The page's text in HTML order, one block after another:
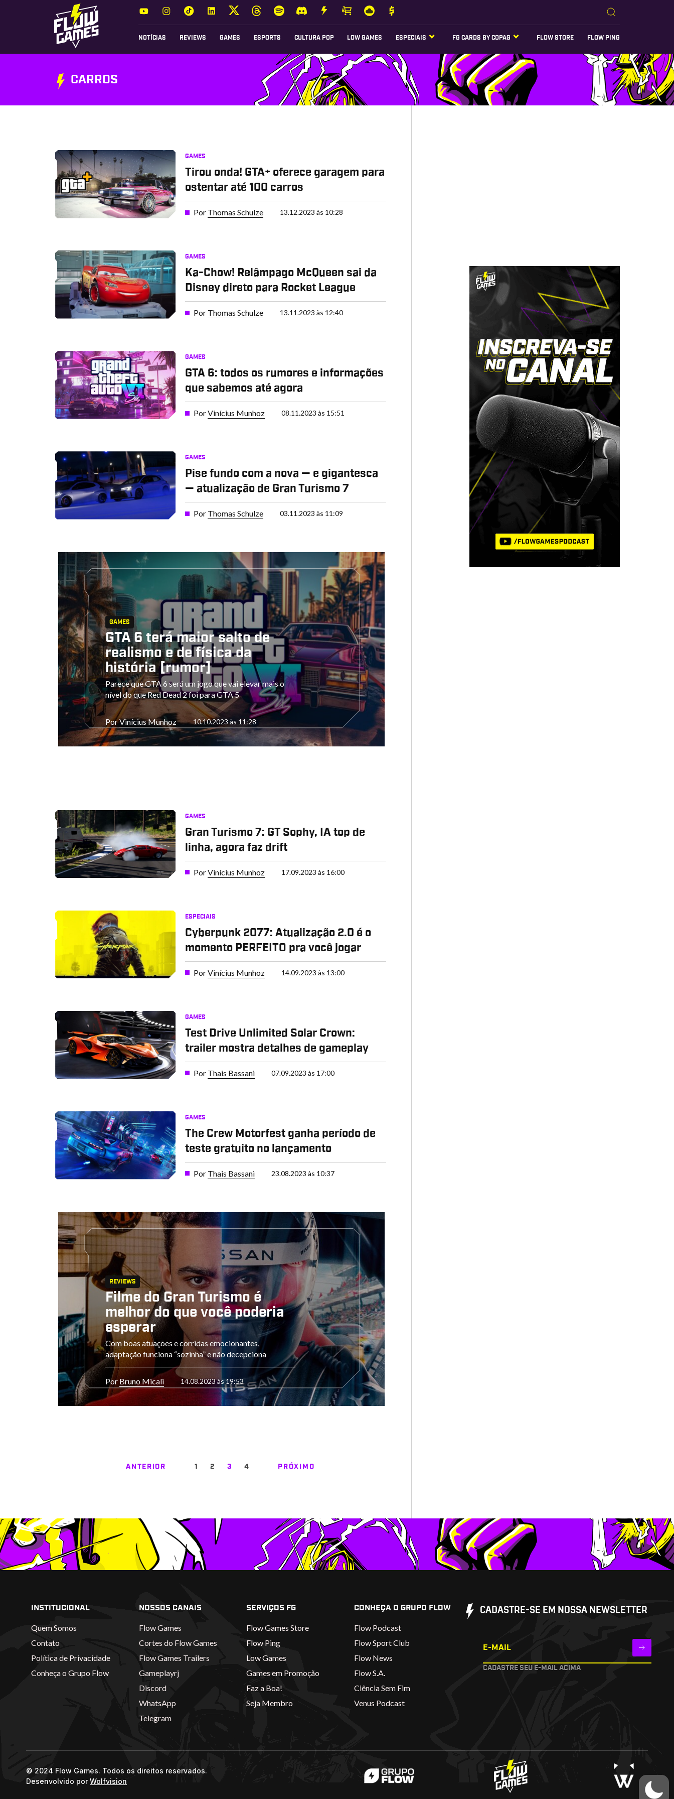
NOTÍCIAS REVIEWS GAMES ESPORTS CULTURA POP LOW GAMES ESPECIAIS FG CARDS BY COPAG FLOW STORE FLOW PING
CARROS
GAMES
Tirou onda! GTA+ oferece garagem para
ostentar até 100 carros
Por Thomas Schulze 13.12.2023 às 10:28
GAMES
Ka-Chow! Relâmpago McQueen sai da
Disney direto para Rocket League
Por Thomas Schulze 13.11.2023 às 12:40
GAMES
GTA 6: todos os rumores e informações
que sabemos até agora
PorVinícius Munhoz 08.11.2023 às 15:51
GAMES
Pise fundo com a nova — e gigantesca
— atualização de Gran Turismo 7
Por Thomas Schulze 03.11.2023 às 11:09
GAMES
GTA 6 terá maior salto de
realismo e de física da
história [rumor]
Parece que GTA 6 será um jogo que vai elevar mais o
nível do que Red Dead 2 foi para GTA 5
PorVinícius Munhoz 10.10.2023 às 11:28
GAMES
Gran Turismo 7: GT Sophy, IA top de
linha, agora faz drift
PorVinícius Munhoz 17.09.2023 às 16:00
ESPECIAIS
Cyberpunk 2077: Atualização 2.0 é o
momento PERFEITO pra você jogar
PorVinícius Munhoz 14.09.2023 às 13:00
GAMES
Test Drive Unlimited Solar Crown:
trailer mostra detalhes de gameplay
Por Thais Bassani 07.09.2023 às 17:00
GAMES
The Crew Motorfest ganha período de
teste gratuito no lançamento
Por Thais Bassani 23.08.2023 às 10:37
REVIEWS
Filme do Gran Turismo é
melhor do que você poderia
esperar
Com boas atuações e corridas emocionantes,
adaptação funciona “sozinha” e não decepciona
Por Bruno Micali 14.08.2023 às 19:53
ANTERIOR 1 2 3 4 PRÓXIMO
INSTITUCIONAL
Quem Somos
Contato
Política de Privacidade
Conheça o Grupo Flow
NOSSOS CANAIS
Flow Games
Cortes do Flow Games
Flow Games Trailers
Gameplayrj
Discord
WhatsApp
Telegram
SERVIÇOS FG
Flow Games Store
Flow Ping
Low Games
Games em Promoção
Faz a Boa!
Seja Membro
CONHEÇA O GRUPO FLOW
Flow Podcast
Flow Sport Club
Flow News
Flow S.A.
Ciência Sem Fim
Venus Podcast
CADASTRE-SE EM NOSSA NEWSLETTER
E-MAIL
CADASTRE SEU E-MAIL ACIMA
© 2024 Flow Games. Todos os direitos reservados.
Desenvolvido porWolfvision